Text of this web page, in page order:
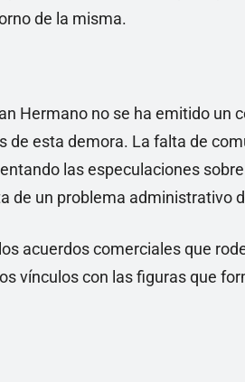
de la misma.
Hermano no se ha emitido un
de esta demora. La falta de
las especulaciones
de un problema administrativo
acuerdos comerciales que
vínculos con las figuras que